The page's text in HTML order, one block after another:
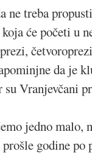
ne treba
će početi u
da je
Vranjevčani
jedno malo,
godine